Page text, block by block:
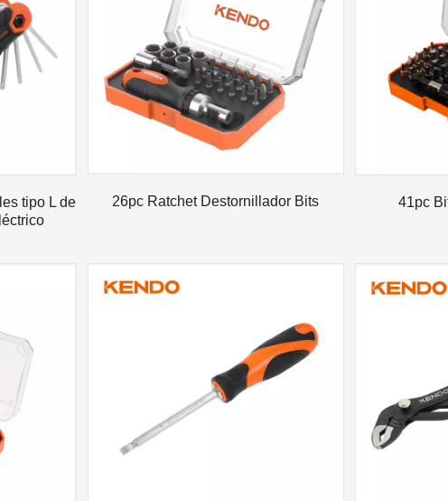
nuestros viejos amigos y hacer nuevos amigos, un lugar lleno
tipo L de
26pc Ratchet Destornillador Bits 41pc